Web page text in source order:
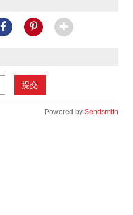
提交
Powered by Sendsmith